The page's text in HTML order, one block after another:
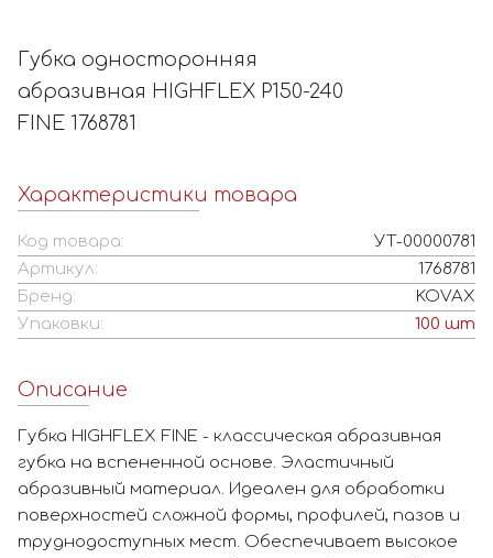
Губка односторонняя
абразивная HIGHFLEX P150-240
FINE 1768781
Характеристики товара
Код товара:
УТ-00000781
Артикул:
1768781
Бренд:
KOVAX
Упаковки:
100 шт
Описание
Губка HIGHFLEX FINE - классическая абразивная
губка на вспененной основе. Эластичный
абразивный материал. Идеален для обработки
поверхностей сложной формы, профилей, пазов и
труднодоступных мест. Обеспечивает высокое